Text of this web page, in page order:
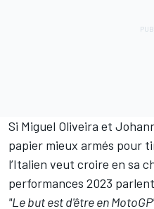
Si Miguel Oliveira et
papier mieux armés pour
l’Italien veut croire en sa
performances 2023
"Le but est d'être en